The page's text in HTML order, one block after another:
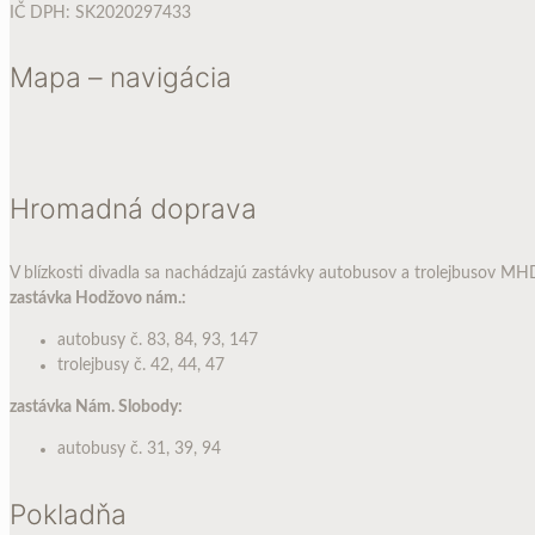
IČ DPH: SK2020297433
Mapa – navigácia
Hromadná doprava
V blízkosti divadla sa nachádzajú zastávky autobusov a trolejbusov
zastávka Hodžovo nám.:
autobusy č. 83, 84, 93, 147
trolejbusy č. 42, 44, 47
zastávka Nám. Slobody:
autobusy č. 31, 39, 94
Pokladňa